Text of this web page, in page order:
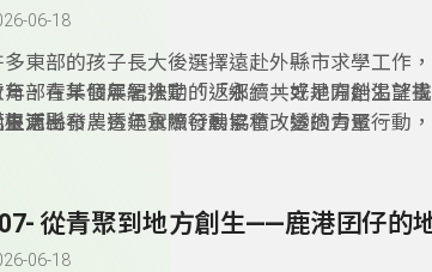
06-18
多東部的孩子長大後選擇遠赴外縣市求學工作
年，在某個年紀決定「返鄉」，或是開始渴望
根源。
育部青年發展署推動的「永續共好地方創生計
生活出發，透過實際行動累積改變的力量。
臺東縣布農青年永續發展協會，透過青聚行動
從青聚到地方創生——鹿港囝仔的
06-18